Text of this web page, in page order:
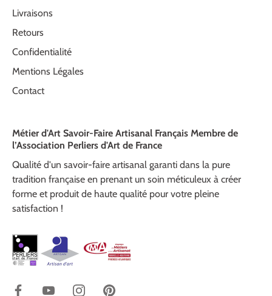
Livraisons
Retours
Confidentialité
Mentions Légales
Contact
Métier d'Art Savoir-Faire Artisanal Français Membre de
l’Association Perliers d'Art de France
Qualité d'un savoir-faire artisanal garanti dans la pure
tradition française en prenant un soin méticuleux à créer
forme et produit de haute qualité pour votre pleine
satisfaction !